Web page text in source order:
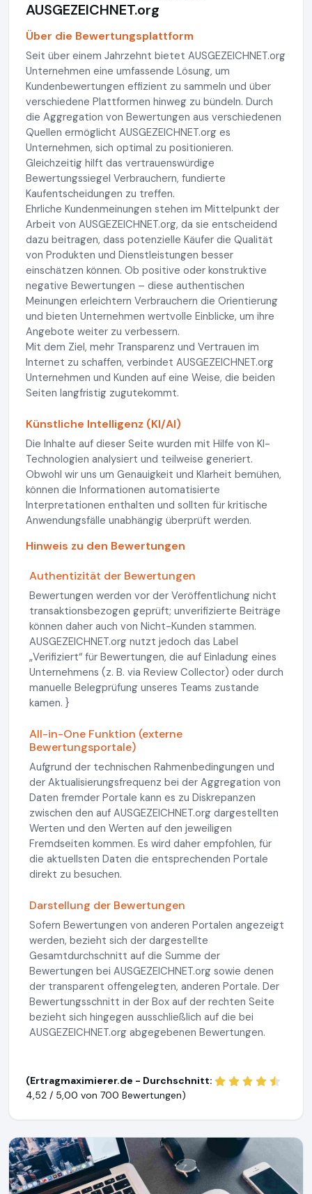
AUSGEZEICHNET.org
Über die Bewertungsplattform
Seit über einem Jahrzehnt bietet AUSGEZEICHNET.org
Unternehmen eine umfassende Lösung, um
Kundenbewertungen effizient zu sammeln und über
verschiedene Plattformen hinweg zu bündeln. Durch
die Aggregation von Bewertungen aus verschiedenen
Quellen ermöglicht AUSGEZEICHNET.org es
Unternehmen, sich optimal zu positionieren.
Gleichzeitig hilft das vertrauenswürdige
Bewertungssiegel Verbrauchern, fundierte
Kaufentscheidungen zu treffen.
Ehrliche Kundenmeinungen stehen im Mittelpunkt der
Arbeit von AUSGEZEICHNET.org, da sie entscheidend
dazu beitragen, dass potenzielle Käufer die Qualität
von Produkten und Dienstleistungen besser
einschätzen können. Ob positive oder konstruktive
negative Bewertungen – diese authentischen
Meinungen erleichtern Verbrauchern die Orientierung
und bieten Unternehmen wertvolle Einblicke, um ihre
Angebote weiter zu verbessern.
Mit dem Ziel, mehr Transparenz und Vertrauen im
Internet zu schaffen, verbindet AUSGEZEICHNET.org
Unternehmen und Kunden auf eine Weise, die beiden
Seiten langfristig zugutekommt.
Künstliche Intelligenz (KI/AI)
Die Inhalte auf dieser Seite wurden mit Hilfe von KI-
Technologien analysiert und teilweise generiert.
Obwohl wir uns um Genauigkeit und Klarheit bemühen,
können die Informationen automatisierte
Interpretationen enthalten und sollten für kritische
Anwendungsfälle unabhängig überprüft werden.
Hinweis zu den Bewertungen
Authentizität der Bewertungen
Bewertungen werden vor der Veröffentlichung nicht
transaktionsbezogen geprüft; unverifizierte Beiträge
können daher auch von Nicht-Kunden stammen.
AUSGEZEICHNET.org nutzt jedoch das Label
„Verifiziert“ für Bewertungen, die auf Einladung eines
Unternehmens (z. B. via Review Collector) oder durch
manuelle Belegprüfung unseres Teams zustande
kamen. }
All-in-One Funktion (externe
Bewertungsportale)
Aufgrund der technischen Rahmenbedingungen und
der Aktualisierungsfrequenz bei der Aggregation von
Daten fremder Portale kann es zu Diskrepanzen
zwischen den auf AUSGEZEICHNET.org dargestellten
Werten und den Werten auf den jeweiligen
Fremdseiten kommen. Es wird daher empfohlen, für
die aktuellsten Daten die entsprechenden Portale
direkt zu besuchen.
Darstellung der Bewertungen
Sofern Bewertungen von anderen Portalen angezeigt
werden, bezieht sich der dargestellte
Gesamtdurchschnitt auf die Summe der
Bewertungen bei AUSGEZEICHNET.org sowie denen
der transparent offengelegten, anderen Portale. Der
Bewertungsschnitt in der Box auf der rechten Seite
bezieht sich hingegen ausschließlich auf die bei
AUSGEZEICHNET.org abgegebenen Bewertungen.
(Ertragmaximierer.de - Durchschnitt:
4,52 / 5,00 von 700 Bewertungen)